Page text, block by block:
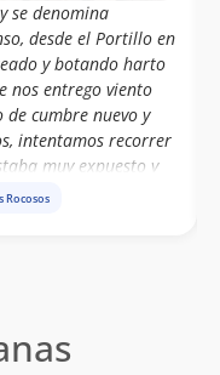
se denomina
desde el Portillo en
y botando harto
nos entrego viento
cumbre nuevo y
intentamos recorrer
muy expuesto y
de 2015,
Rocosos